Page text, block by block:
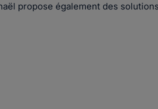
propose également des